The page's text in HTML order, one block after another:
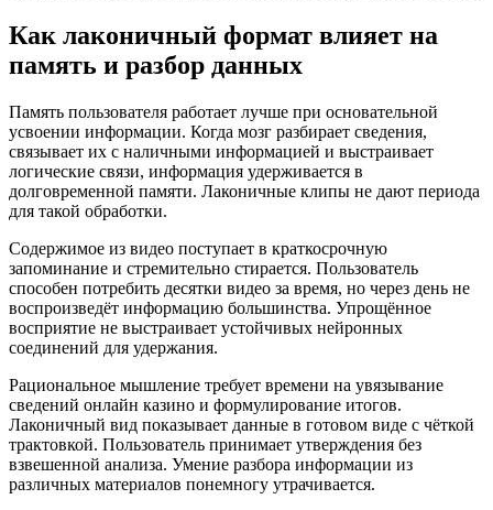
Как лаконичный формат влияет на
память и разбор данных
Память пользователя работает лучше при основательной
усвоении информации. Когда мозг разбирает сведения,
связывает их с наличными информацией и выстраивает
логические связи, информация удерживается в
долговременной памяти. Лаконичные клипы не дают периода
для такой обработки.
Содержимое из видео поступает в краткосрочную
запоминание и стремительно стирается. Пользователь
способен потребить десятки видео за время, но через день не
воспроизведёт информацию большинства. Упрощённое
восприятие не выстраивает устойчивых нейронных
соединений для удержания.
Рациональное мышление требует времени на увязывание
сведений онлайн казино и формулирование итогов.
Лаконичный вид показывает данные в готовом виде с чёткой
трактовкой. Пользователь принимает утверждения без
взвешенной анализа. Умение разбора информации из
различных материалов понемногу утрачивается.